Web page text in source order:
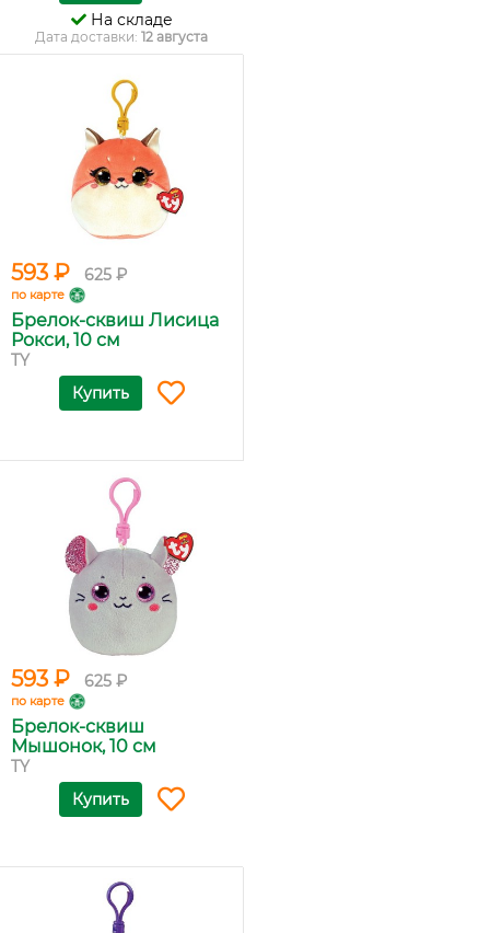
На складе
Дата доставки: 12 августа
593 ₽ 625 ₽
по карте
Брелок-сквиш Лисица
Рокси, 10 см
TY
Купить
593 ₽ 625 ₽
по карте
Брелок-сквиш
Мышонок, 10 см
TY
Купить